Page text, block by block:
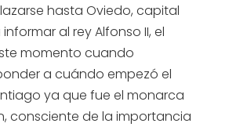
hasta Oviedo, capital
al rey Alfonso II, el
momento cuando
a cuándo empezó el
ya que fue el monarca
consciente de la importancia